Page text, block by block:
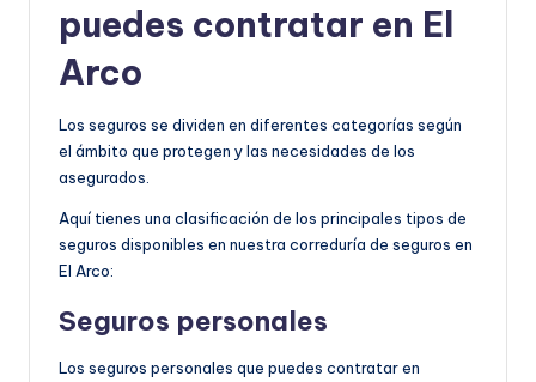
puedes contratar en El
Arco
Los seguros se dividen en diferentes categorías según
el ámbito que protegen y las necesidades de los
asegurados.
Aquí tienes una clasificación de los principales tipos de
seguros disponibles en nuestra correduría de seguros en
El Arco:
Seguros personales
Los seguros personales que puedes contratar en